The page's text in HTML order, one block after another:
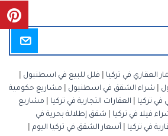
العقاري في تركيا فلل للبيع في اسطنبول
شراء الشقق في اسطنبول
مشاريع حكومية
في تركيا العقارات التجارية في تركيا
مشاريع
فيلا في تركيا
شقق إطلالة بحرية في
في تركيا أسعار الشقق في تركيا اليوم